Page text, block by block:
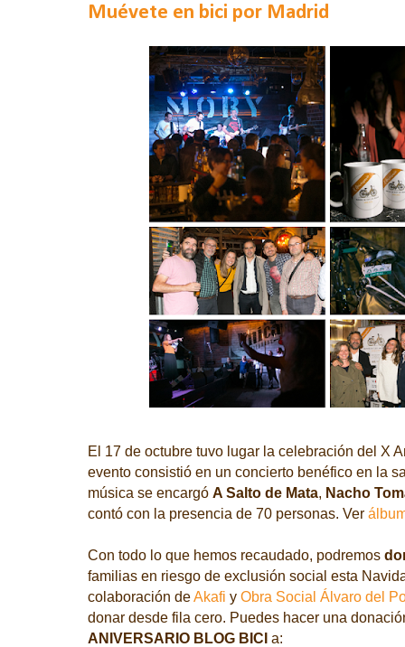
Muévete en bici por Madrid
El 17 de octubre tuvo lugar la celebración del X
evento consistió en un concierto benéfico en la
música se encargó A Salto de Mata, Nacho
contó con la presencia de 70 personas. Ver
Con todo lo que hemos recaudado, podremos
familias en riesgo de exclusión social esta
colaboración deAkafi y Obra Social Álvaro del
donar desde fila cero. Puedes hacer una
ANIVERSARIO BLOG BICI a: